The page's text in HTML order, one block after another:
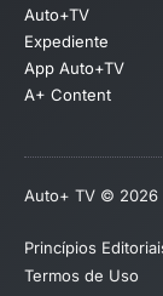
Auto+TV
Expediente
App Auto+TV
A+ Content
Auto+ TV © 2026
Princípios
Termos de Uso